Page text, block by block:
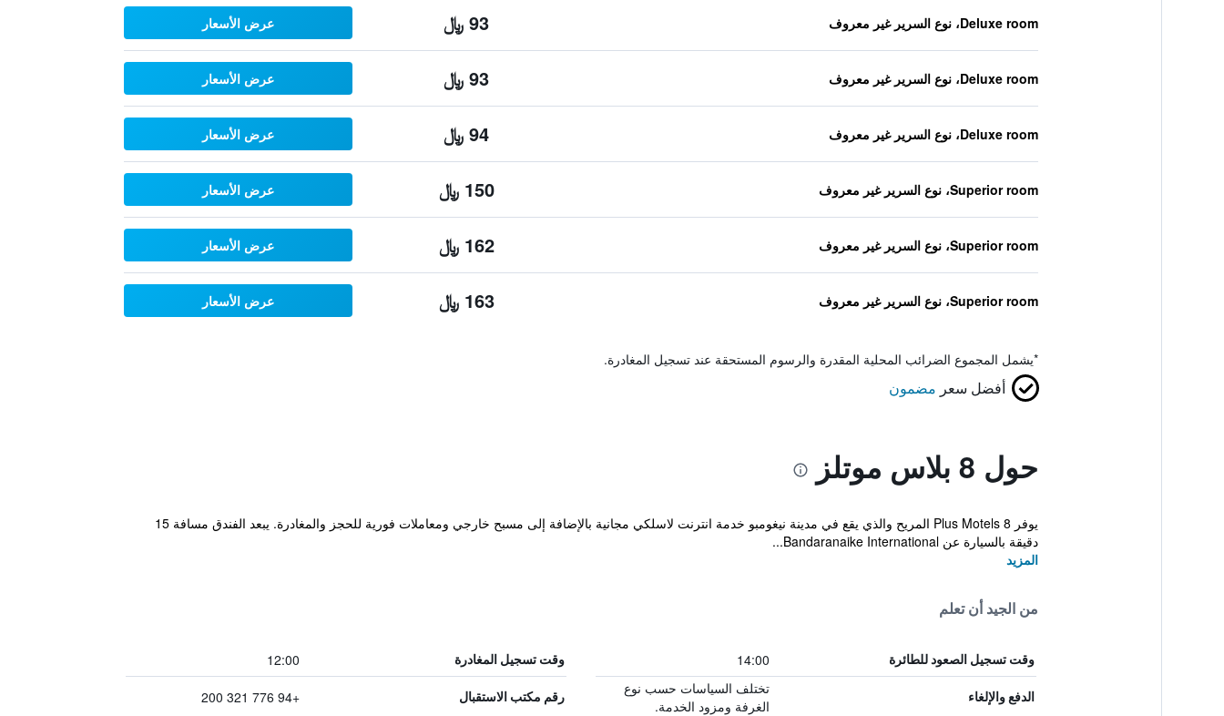
Deluxe room، نوع السرير غير معروف 93 ﷼ عرض الأسعار
Deluxe room، نوع السرير غير معروف 93 ﷼ عرض الأسعار
Deluxe room، نوع السرير غير معروف 94 ﷼ عرض الأسعار
Superior room، نوع السرير غير معروف 150 ﷼ عرض الأسعار
Superior room، نوع السرير غير معروف 162 ﷼ عرض الأسعار
Superior room، نوع السرير غير معروف 163 ﷼ عرض الأسعار
*يشمل المجموع الضرائب المحلية المقدرة والرسوم المستحقة عند تسجيل المغادرة.
أفضل سعر مضمون
حول 8 بلاس موتلز
يوفر 8 Plus Motels المريح والذي يقع في مدينة نيغومبو خدمة انترنت لاسلكي مجانية بالإضافة إلى مسبح خارجي ومعاملات فورية للحجز والمغادرة. يبعد الفندق مسافة 15
دقيقة بالسيارة عن Bandaranaike International...
المزيد
من الجيد أن تعلم
وقت تسجيل الصعود للطائرة 14:00 وقت تسجيل المغادرة 12:00
الدفع والإلغاء
تختلف السياسات حسب نوع
الغرفة ومزود الخدمة.
رقم مكتب الاستقبال +94 776 321 200